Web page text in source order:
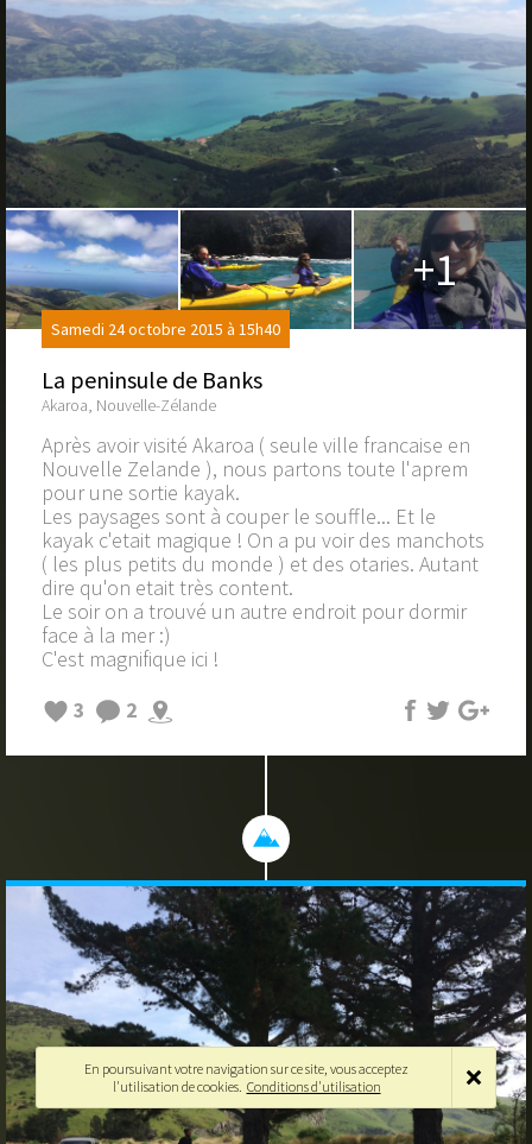
+1
Samedi 24 octobre 2015 à 15h40
La peninsule de Banks
Akaroa, Nouvelle-Zélande
Après avoir visité Akaroa ( seule ville francaise en
Nouvelle Zelande ), nous partons toute l'aprem
pour une sortie kayak.
Les paysages sont à couper le souffle... Et le
kayak c'etait magique ! On a pu voir des manchots
( les plus petits du monde ) et des otaries. Autant
dire qu'on etait très content.
Le soir on a trouvé un autre endroit pour dormir
face à la mer :)
C'est magnifique ici !
3
2
En poursuivant votre navigation sur ce site, vous acceptez
l'utilisation de cookies. Conditions d'utilisation